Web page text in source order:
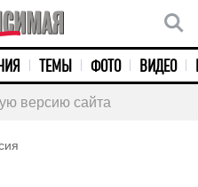
ТЕМЫ ФОТО ВИДЕО
версию сайта